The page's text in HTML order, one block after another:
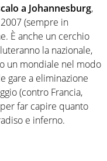
a Johannesburg,
(sempre in
È anche un cerchio
la nazionale,
un mondiale nel modo
gare a eliminazione
(contro Francia,
far capire quanto
e inferno.